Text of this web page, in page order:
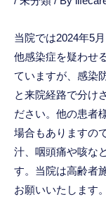
当院では2024年5
他感染症を疑わせ
ていますが、感染
と来院経路で分け
ださい。他の患者
場合もありますの
汁、咽頭痛や咳な
す。当院は高齢者
お願いいたします。